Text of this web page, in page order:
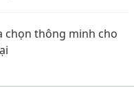
chọn thông minh cho